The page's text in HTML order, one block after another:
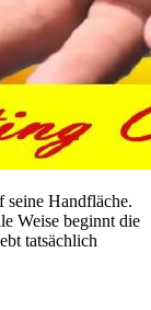
seine Handfläche.
Weise beginnt die
tatsächlich